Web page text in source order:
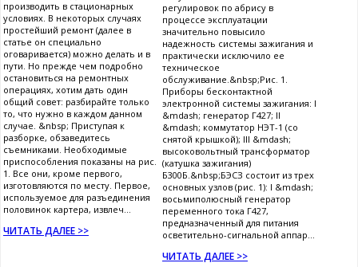
производить в стационарных
условиях. В некоторых случаях
простейший ремонт (далее в
статье он специально
оговаривается) можно делать и в
пути. Но прежде чем подробно
остановиться на ремонтных
операциях, хотим дать один
общий совет: разбирайте только
то, что нужно в каждом данном
случае. &nbsp; Приступая к
разборке, обзаведитесь
съемниками. Необходимые
приспособления показаны на рис.
1. Все они, кроме первого,
изготовляются по месту. Первое,
используемое для разъединения
половинок картера, извлеч...
ЧИТАТЬ ДАЛЕЕ >>
регулировок по абрису в
процессе эксплуатации
значительно повысило
надежность системы зажигания и
практически исключило ее
техническое
обслуживание.&nbsp;Рис. 1.
Приборы бесконтактной
электронной системы зажигания: I
&mdash; генератор Г427; II
&mdash; коммутатор НЭТ-1 (со
снятой крышкой); III &mdash;
высоковольтный трансформатор
(катушка зажигания)
Б300Б.&nbsp;БЭСЗ состоит из трех
основных узлов (рис. 1): I &mdash;
восьмиполюсный генератор
переменного тока Г427,
предназначенный для питания
осветительно-сигнальной аппар...
ЧИТАТЬ ДАЛЕЕ >>